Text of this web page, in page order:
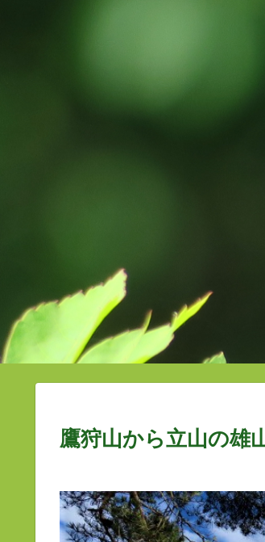
鷹狩山から立山の雄